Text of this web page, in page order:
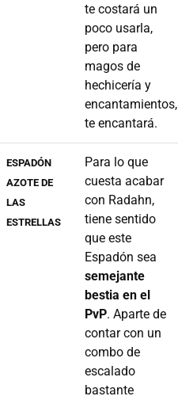
te costará un
poco usarla,
pero para
magos de
hechicería y
encantamientos,
te encantará.
ESPADÓN
AZOTE DE
LAS
ESTRELLAS
Para lo que
cuesta acabar
con Radahn,
tiene sentido
que este
Espadón sea
semejante
bestia en el
PvP. Aparte de
contar con un
combo de
escalado
bastante